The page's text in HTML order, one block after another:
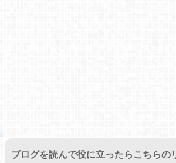
ブログを読んで役に立ったらこちらの